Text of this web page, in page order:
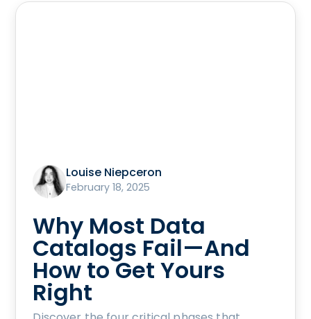
Louise Niepceron
February 18, 2025
Why Most Data
Catalogs Fail—And
How to Get Yours
Right